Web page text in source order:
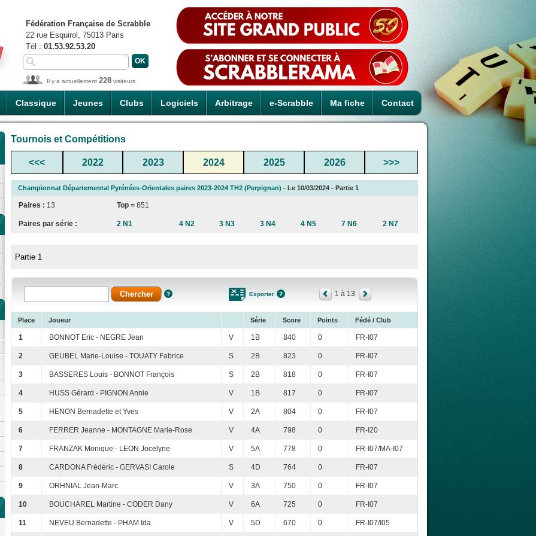
Classique Jeunes Clubs Logiciels Arbitrage e-Scrabble Ma fiche Contact
Fédération Française de Scrabble
22 rue Esquirol, 75013 Paris
Tél : 01.53.92.53.20
Il y a actuellement 228 visiteurs
Tournois et Compétitions
<<< 2022 2023 2024 2025 2026 >>>
Championnat Départemental Pyrénées-Orientales paires 2023-2024 TH2 (Perpignan) - Le 10/03/2024 - Partie 1
Paires : 13 Top = 851
Paires par série : 2 N1 4 N2 3 N3 3 N4 4 N5 7 N6 2 N7
Partie 1
Exporter 1 à 13
Place Joueur Série Score Points Fédé / Club
1 BONNOT Eric - NEGRE Jean V 1B 840 0 FR-I07
2 GEUBEL Marie-Louise - TOUATY Fabrice S 2B 823 0 FR-I07
3 BASSERES Louis - BONNOT François S 2B 818 0 FR-I07
4 HUSS Gérard - PIGNON Annie V 1B 817 0 FR-I07
5 HENON Bernadette et Yves V 2A 804 0 FR-I07
6 FERRER Jeanne - MONTAGNE Marie-Rose V 4A 798 0 FR-I20
7 FRANZAK Monique - LEON Jocelyne V 5A 778 0 FR-I07/MA-I07
8 CARDONA Frédéric - GERVASI Carole S 4D 764 0 FR-I07
9 ORHNIAL Jean-Marc V 3A 750 0 FR-I07
10 BOUCHAREL Martine - CODER Dany V 6A 725 0 FR-I07
11 NEVEU Bernadette - PHAM Ida V 5D 670 0 FR-I07/I05